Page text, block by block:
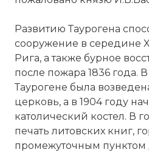
Развитию Таурогена
сооружение в середине
Рига, а также бурное
после пожара 1836 года. В
Таурогене была
церковь, а в 1904 году
католический костел. В
печать литовских книг,
промежуточным пунктом